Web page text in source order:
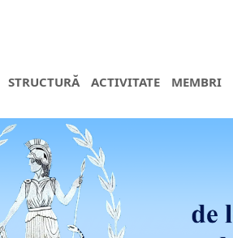
STRUCTURĂ ACTIVITATE MEMBRI